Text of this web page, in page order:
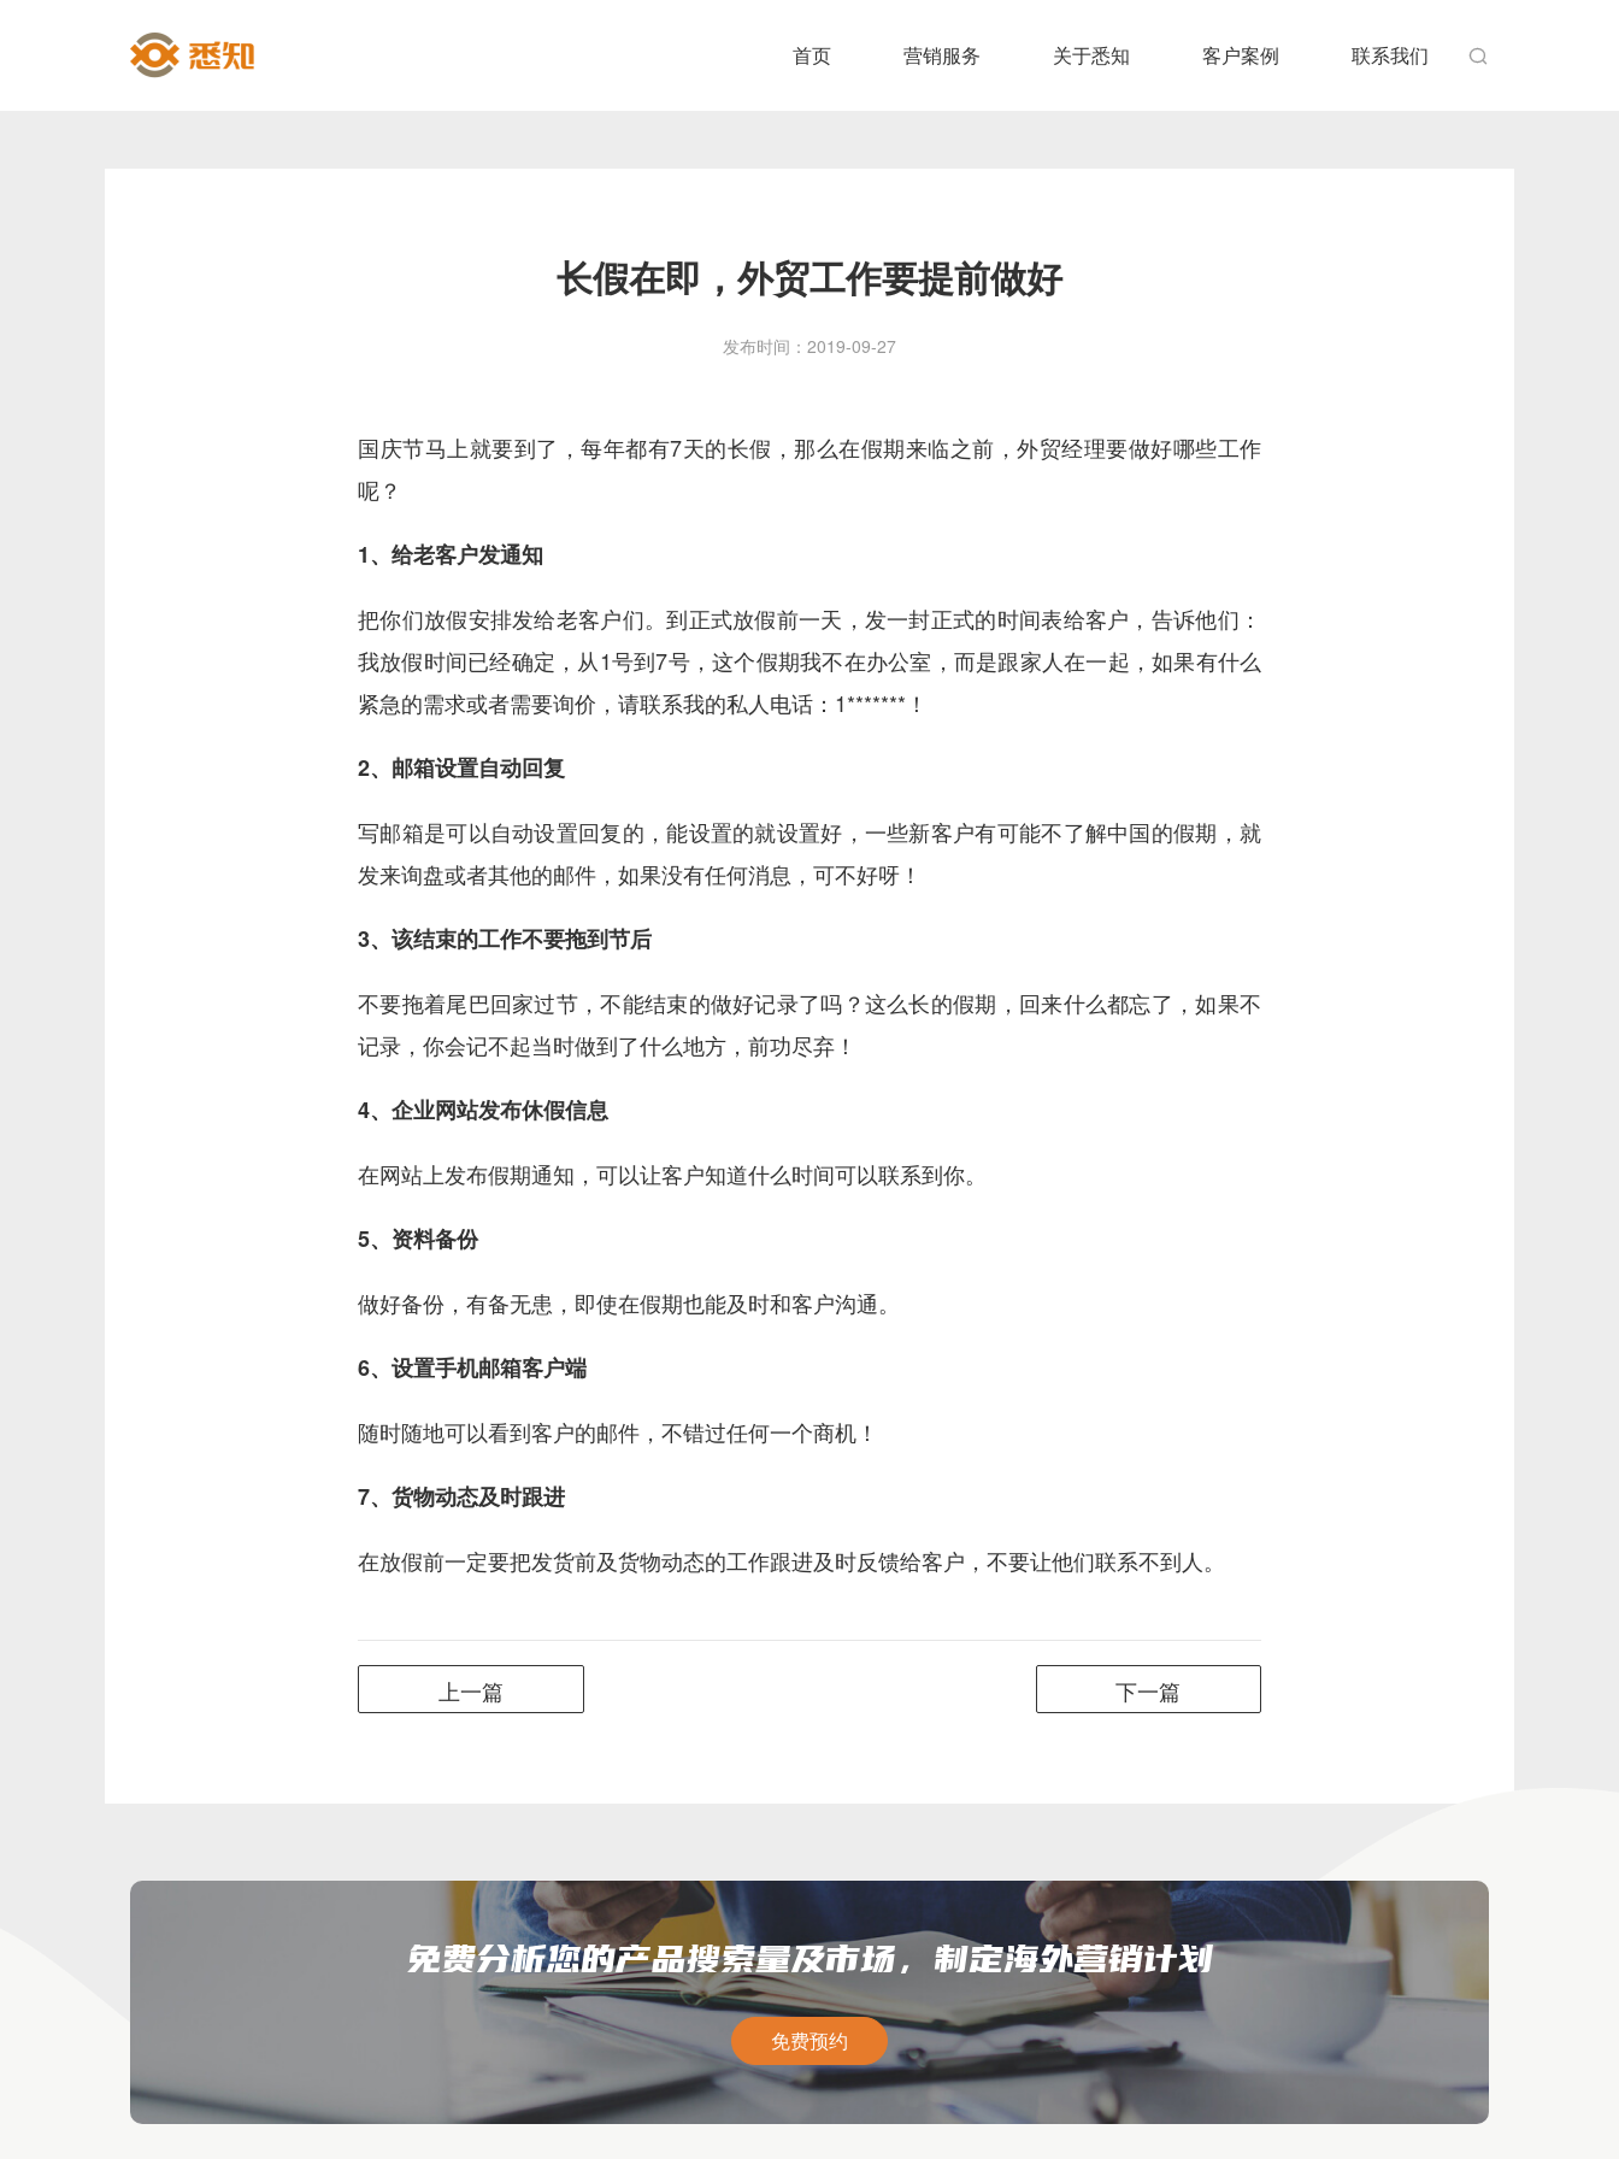
首页 营销服务 关于悉知 客户案例 联系我们 
长假在即，外贸工作要提前做好
发布时间：2019-09-27
国庆节马上就要到了，每年都有7天的长假，那么在假期来临之前，外贸经理要做好哪些工作
呢？
1、给老客户发通知
把你们放假安排发给老客户们。到正式放假前一天，发一封正式的时间表给客户，告诉他们：
我放假时间已经确定，从1号到7号，这个假期我不在办公室，而是跟家人在一起，如果有什么
紧急的需求或者需要询价，请联系我的私人电话：1*******！
2、邮箱设置自动回复
写邮箱是可以自动设置回复的，能设置的就设置好，一些新客户有可能不了解中国的假期，就
发来询盘或者其他的邮件，如果没有任何消息，可不好呀！
3、该结束的工作不要拖到节后
不要拖着尾巴回家过节，不能结束的做好记录了吗？这么长的假期，回来什么都忘了，如果不
记录，你会记不起当时做到了什么地方，前功尽弃！
4、企业网站发布休假信息
在网站上发布假期通知，可以让客户知道什么时间可以联系到你。
5、资料备份
做好备份，有备无患，即使在假期也能及时和客户沟通。
6、设置手机邮箱客户端
随时随地可以看到客户的邮件，不错过任何一个商机！
7、货物动态及时跟进
在放假前一定要把发货前及货物动态的工作跟进及时反馈给客户，不要让他们联系不到人。
上一篇 下一篇
免费分析您的产品搜索量及市场，制定海外营销计划
免费预约